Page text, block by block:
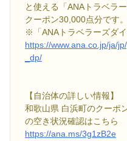
と使える「ANAトラベラ
クーポン30,000点分です。
※「ANAトラベラーズダ
https://www.ana.co.jp/ja/
_dp/
【自治体の詳しい情報】
和歌山県 白浜町のクーポ
の空き状況確認はこちら
https://ana.ms/3g1zB2e